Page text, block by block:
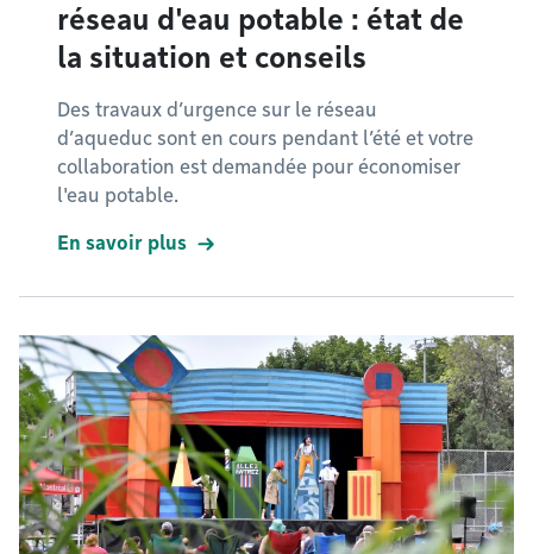
réseau d'eau potable : état de
la situation et conseils
Des travaux d’urgence sur le réseau
d’aqueduc sont en cours pendant l’été et votre
collaboration est demandée pour économiser
l'eau potable.
En savoir plus